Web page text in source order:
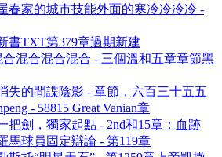
春家的城市技能外面的寒冷冷冷冷 -
書TXT第379章過期新建
合混合混合混合 - 三個溫和五章章節黑
失的間諜陰影 - 章節，六百三十五五
- 58815 Great Vanian章
把劍，獨家起點 - 2nd和15章：血跡
馬球員固定辯論 - 第119章